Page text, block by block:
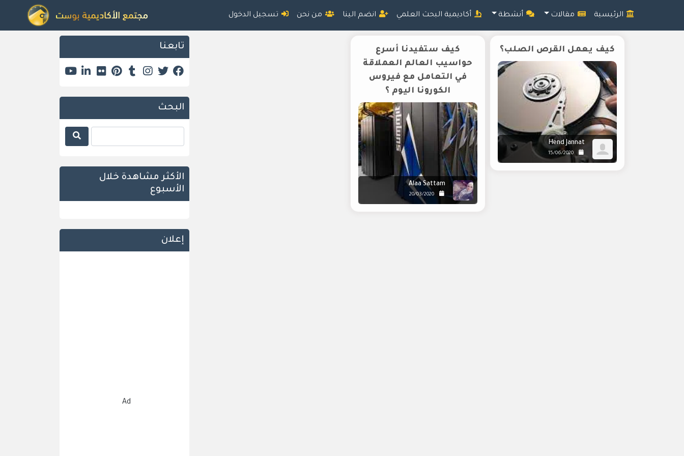
الرئيسية مقالات أنشطة أكاديمية البحث العلمي انضم الينا من نحن تسجيل الدخول
كيف يعمل القرص الصلب؟
Hend Jannat
15/06/2020
كيف ستفيدنا أسرع
حواسيب العالم العملاقة
في التعامل مع فيروس
الكورونا اليوم ؟
Alaa Sattam
20/03/2020
تابعنا
البحث
الأكثر مشاهدة خلال
الأسبوع
إعلان
Ad